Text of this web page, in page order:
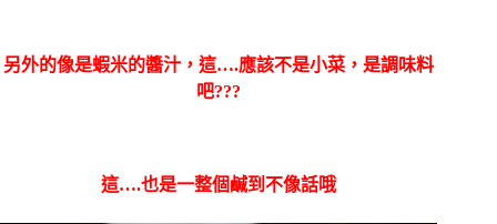
另外的像是蝦米的醬汁，這….應該不是小菜，是調味料
吧???
這….也是一整個鹹到不像話哦